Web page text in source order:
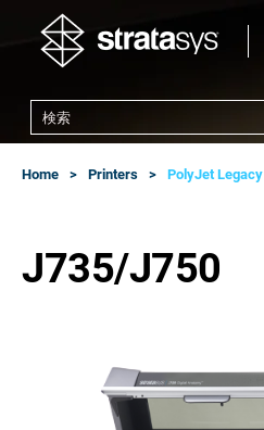
Home Printers PolyJet Legacy
J735/J750